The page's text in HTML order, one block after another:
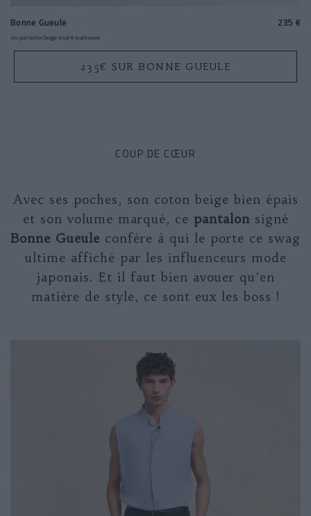
Bonne Gueule 235 €
Un pantalon beige esprit workwear
235€ SUR BONNE GUEULE
COUP DE CŒUR
Avec ses poches, son coton beige bien épais
et son volume marqué, ce pantalon signé
Bonne Gueule confère à qui le porte ce swag
ultime affiché par les influenceurs mode
japonais. Et il faut bien avouer qu’en
matière de style, ce sont eux les boss !